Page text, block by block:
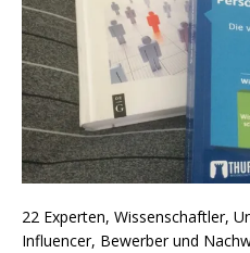
22 Experten, Wissenschaftler,
Influencer, Bewerber und